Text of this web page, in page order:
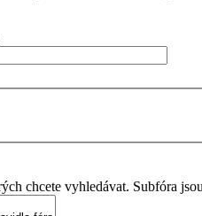
chcete vyhledávat. Subfóra